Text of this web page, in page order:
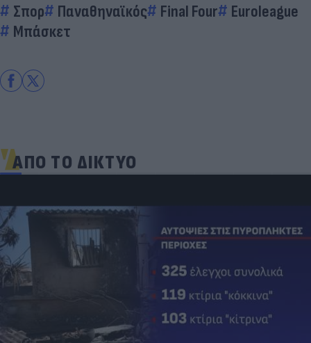
Σπορ Παναθηναϊκός Final Four
Euroleague
Μπάσκετ
ΑΠΟ ΤΟ ΔΙΚΤΥΟ